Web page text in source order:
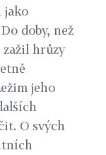
jako
doby, než
zažil hrůzy
jeho
O svých